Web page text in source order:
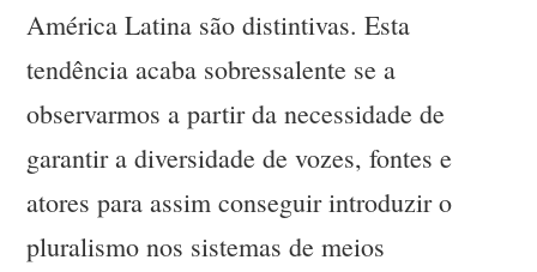
América Latina são distintivas. Esta
tendência acaba sobressalente se a
observarmos a partir da necessidade de
garantir a diversidade de vozes, fontes e
atores para assim conseguir introduzir o
pluralismo nos sistemas de meios